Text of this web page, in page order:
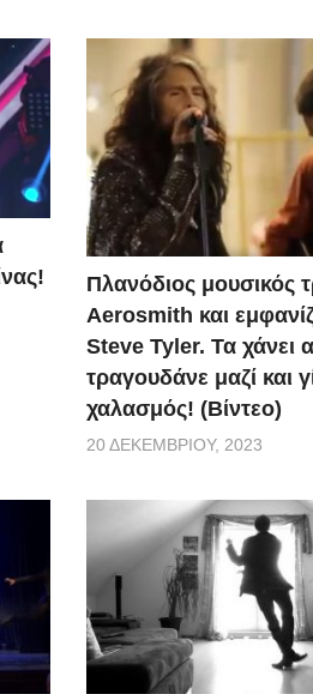
Πλανόδιος μουσικός
Aerosmith και
Steve Tyler. Τα χάνει
τραγουδάνε μαζί και
χαλασμός! (Βίντεο)
20 ΔΕΚΕΜΒΡΊΟΥ, 2023